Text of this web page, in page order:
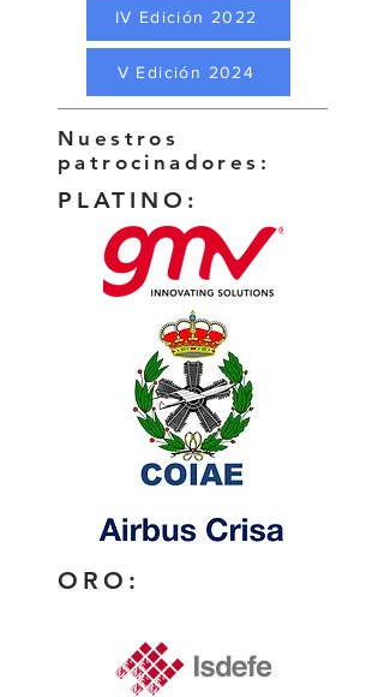
IV Edición 2022
V Edición 2024
Nuestros
patrocinadores:
PLATINO:
ORO: